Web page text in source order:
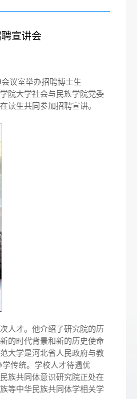
宣讲会
议室举办招聘博士生
院大学社会与民族学院党委
读生共同参加招聘宣讲。
人才。他介绍了研究院的历
的时代背景和新的历史使命
大学是河北省人民政府与教
传统。学校人才待遇优
族共同体意识研究院正处在
等中华民族共同体学相关学